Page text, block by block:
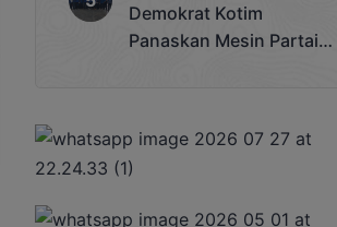
Demokrat Kotim
Panaskan Mesin Partai